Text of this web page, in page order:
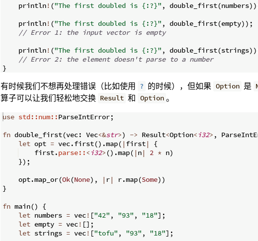
    println
! ("The first doubled is {:?}" , double_first(numbers))
    println
! ("The first doubled is {:?}" , double_first(empty)) ;
// Error 1: the input vector is empty
    println
! ("The first doubled is {:?}" , double_first(strings))
// Error 2: the element doesn't parse to a number
}
有时候我们不想再处理错误（比如使用 ? 的时候），但如果 Option 是
算子可以让我们轻松地交换 Result 和 Option 。
use std::num::ParseIntError;
fn double_first(vec: Vec<&str>) -> Result<Option<i32> ,
let opt = vec.first() .map( | first|
{
    first
.parse::<i32>() .map( | n| 2 * n)
}) ;
    opt
.map_or(Ok(None) , | r| r.map(Some))
}
fn main()
{
let numbers = vec! ["42" , "93" , "18"] ;
let empty = vec! [] ;
let strings = vec! ["tofu" , "93" , "18"] ;